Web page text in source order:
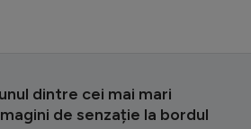
dintre cei mai mari
de senzație la bordul